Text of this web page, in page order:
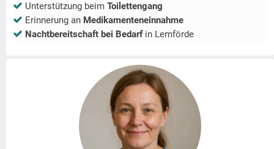
Unterstützung beim Toilettengang
Erinnerung an Medikamenteneinnahme
Nachtbereitschaft bei Bedarfin Lemförde